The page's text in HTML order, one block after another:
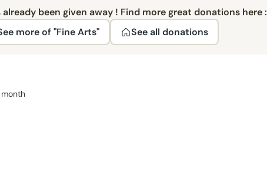
been given away ! Find more great donations here :
more of "Fine Arts"
See all donations
month